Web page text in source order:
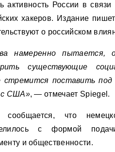
активность России в
хакеров. Издание
о российском
намеренно пытается,
существующие
стремится поставить под
с США», — отмечает Spiegel.
сообщается, что
с формой
и общественности.